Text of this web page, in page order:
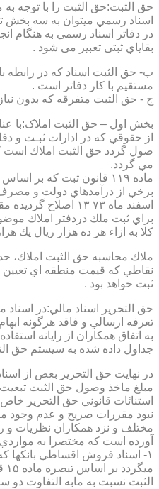
حق الثبت:حق الثبت را با توجه به
اسناد رسمي ميتوان به سه بخش
در دفاتر اسناد رسمي به هنگام
بقاياي ثبتی تعبیر می شود .
ب- حق الثبت اسناد كه در رابطه
مستقيم با كار دفاتر است .
ج - حق الثبت متفرقه كه بدون
از حقوقي كه در ادارات ثبـت و
مي گردد.
ماده ۱۱۹ قانون ثبت كه
اسفند ماه ۷۳ ۱۳ اصلاح گرديده مقرر مي دارد:
كلا به ازاء هر ده هزار ريال يك
ملاك محاسبه حق الثبت املاك،
نقاطي كه قيمت منطقه اي تعيين
ثبت خواهد بود .
حق التحرير اسناد مالي:در
تعرفه ارسالي و فاقد هرگونه
به اتفاق همكاران از رايانه
جداول داده شده به سيستم حق
در نهايت حق التحرير بعض از
مبلغ ماخذ وصول حق الثبت تبعيت
استنائات قانوني حق التحرير
نبود مقررات صريح و عدم وجود
مختلف و نزد همكاران نظريات و
آورده است كه مختصرا به
۱- اسناد فروش اقساطي بانكها
الثبت نسبت به مابه التفاوت